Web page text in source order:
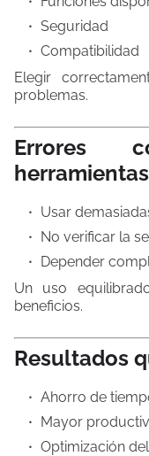
Seguridad
Compatibilidad
Elegir
problemas.
Errores
Usar
No verificar la
Depender
Un uso
beneficios.
Resultados
Ahorro de
Mayor
Optimización